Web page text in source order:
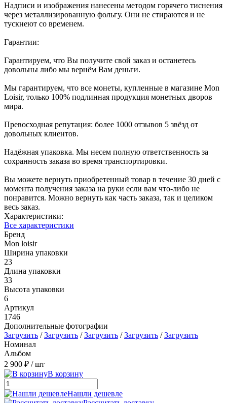
Надписи и изображения нанесены методом горячего тиснения
через металлизированную фольгу. Они не стираются и не
тускнеют со временем.
Гарантии:
Гарантируем, что Вы получите свой заказ и останетесь
довольны либо мы вернём Вам деньги.
Мы гарантируем, что все монеты, купленные в магазине Mon
Loisir, только 100% подлинная продукция монетных дворов
мира.
Превосходная репутация: более 1000 отзывов 5 звёзд от
довольных клиентов.
Надёжная упаковка. Мы несем полную ответственность за
сохранность заказа во время транспортировки.
Вы можете вернуть приобретенный товар в течение 30 дней с
момента получения заказа на руки если вам что-либо не
понравится. Можно вернуть как часть заказа, так и целиком
весь заказ.
Характеристики:
Все характеристики
Бренд
Mon loisir
Ширина упаковки
23
Длина упаковки
33
Высота упаковки
6
Артикул
1746
Дополнительные фотографии
Загрузить /Загрузить /Загрузить /Загрузить /Загрузить
Номинал
Альбом
2 900 ₽ / шт
В корзину
Нашли дешевле